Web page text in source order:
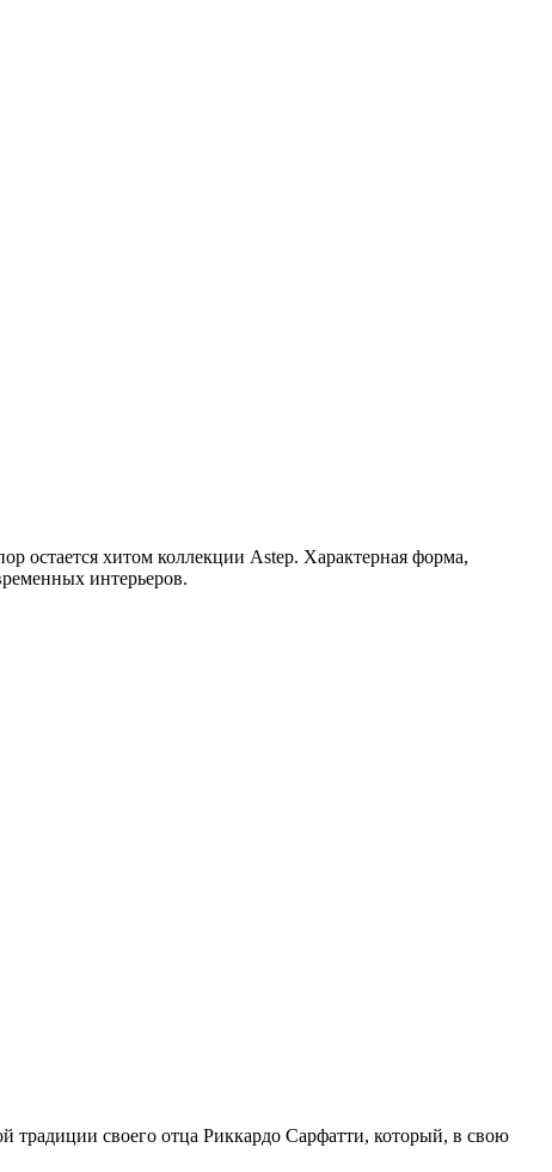
остается хитом коллекции Astep. Характерная форма,
интерьеров.
традиции своего отца Риккардо Сарфатти, который, в свою